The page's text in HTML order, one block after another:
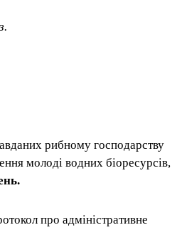
рибному господарству
молоді водних біоресурсів,
про адміністративне